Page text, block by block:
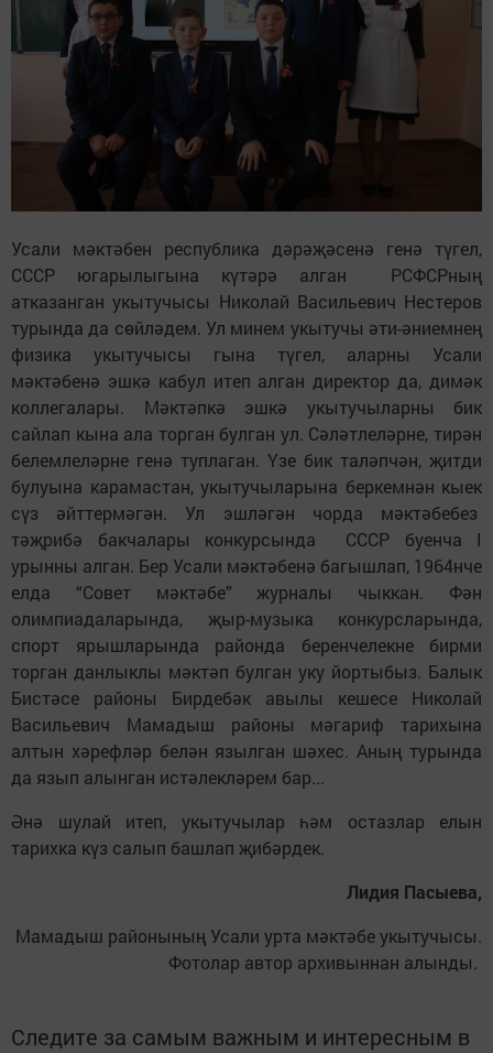
Усали мәктәбен республика дәрәҗәсенә генә түгел,
СССР югарылыгына күтәрә алган РСФСРның
атказанган укытучысы Николай Васильевич Нестеров
турында да сөйләдем. Ул минем укытучы әти-әниемнең
физика укытучысы гына түгел, аларны Усали
мәктәбенә эшкә кабул итеп алган директор да, димәк
коллегалары. Мәктәпкә эшкә укытучыларны бик
сайлап кына ала торган булган ул. Сәләтлеләрне, тирән
белемлеләрне генә туплаган. Үзе бик таләпчән, җитди
булуына карамастан, укытучыларына беркемнән кыек
сүз әйттермәгән. Ул эшләгән чорда мәктәбебез
тәҗрибә бакчалары конкурсында СССР буенча I
урынны алган. Бер Усали мәктәбенә багышлап, 1964нче
елда “Совет мәктәбе” журналы чыккан. Фән
олимпиадаларында, җыр-музыка конкурсларында,
спорт ярышларында районда беренчелекне бирми
торган данлыклы мәктәп булган уку йортыбыз. Балык
Бистәсе районы Бирдебәк авылы кешесе Николай
Васильевич Мамадыш районы мәгариф тарихына
алтын хәрефләр белән язылган шәхес. Аның турында
да язып алынган истәлекләрем бар...
Әнә шулай итеп, укытучылар һәм остазлар елын
тарихка күз салып башлап җибәрдек.
Лидия Пасыева,
Мамадыш районының Усали урта мәктәбе укытучысы.
Фотолар автор архивыннан алынды.
Следите за самым важным и интересным в